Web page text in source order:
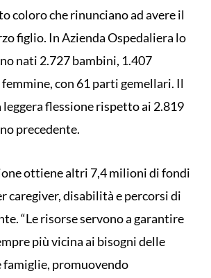
coloro che rinunciano ad avere il
figlio. In Azienda Ospedaliera lo
nati 2.727 bambini, 1.407
femmine, con 61 parti gemellari. Il
leggera flessione rispetto ai 2.819
precedente.
ottiene altri 7,4 milioni di fondi
caregiver, disabilità e percorsi di
“Le risorse servono a garantire
più vicina ai bisogni delle
famiglie, promuovendo